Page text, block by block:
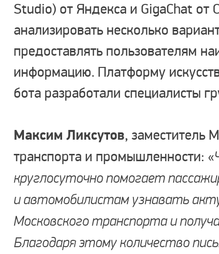
Studio) от Яндекса и GigaChat от
анализировать несколько
предоставлять пользователям
информацию. Платформу
бота разработали специалисты
Максим Ликсутов, заместитель
транспорта и промышленности: «
круглосуточно помогает
и автомобилистам узнавать
Московского транспорта и
Благодаря этому количество